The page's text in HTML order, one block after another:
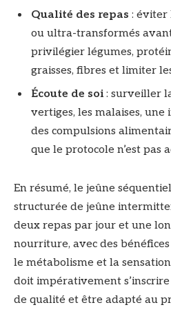
Qualité des repas : éviter
ou ultra-transformés
privilégier légumes,
graisses, fibres et limiter
Écoute de soi : surveiller
vertiges, les malaises,
des compulsions
que le protocole n’est pas
En résumé, le jeûne
structurée de jeûne
deux repas par jour et une
nourriture, avec des
le métabolisme et la
doit impérativement
de qualité et être adapté au